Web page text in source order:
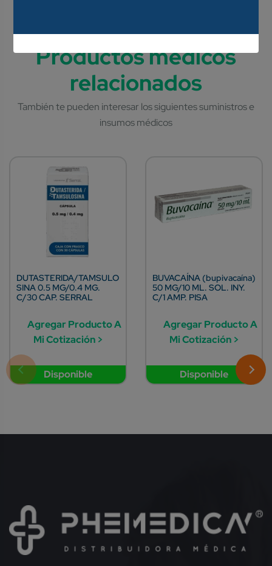
Disponible
DUTASTERIDA/TAMSULO
SINA 0.5 MG/0.4 MG.
C/30 CAP. SERRAL
Agregar Producto A
Mi Cotización >
Disponible
BUVACAÍNA (bupivacaína)
50 MG/10 ML. SOL. INY.
C/1 AMP. PISA
Agregar Producto A
Mi Cotización >